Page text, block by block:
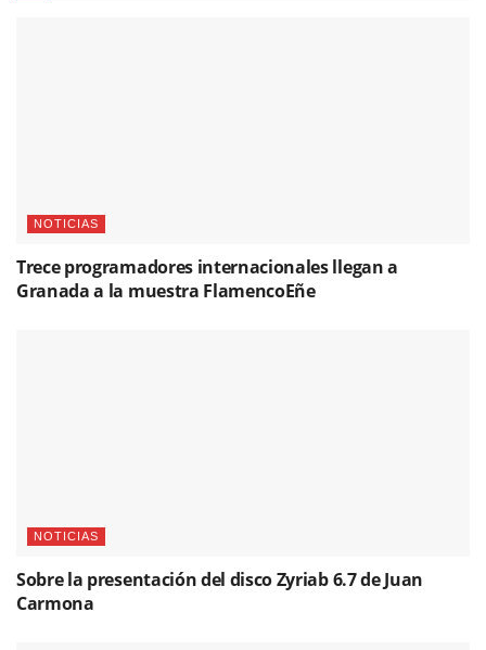
NOTICIAS
Trece programadores internacionales llegan a
Granada a la muestra FlamencoEñe
NOTICIAS
Sobre la presentación del disco Zyriab 6.7 de Juan
Carmona